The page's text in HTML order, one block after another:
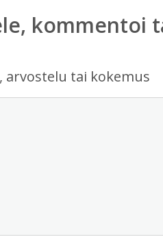
kommentoi
arvostelu tai kokemus